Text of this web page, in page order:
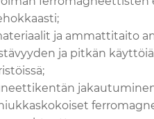
ja ammattitaito
ja pitkän